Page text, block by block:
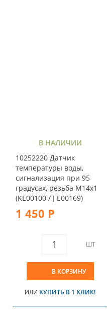
В НАЛИЧИИ
10252220 Датчик
температуры воды,
сигнализация при 95
градусах, резьба M14x1
(KE00100 / J E00169)
1 450 Р
ШТ
В КОРЗИНУ
ИЛИ КУПИТЬ В 1 КЛИК!